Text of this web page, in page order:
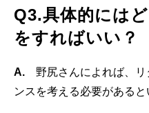
Q3.具体的には
をすればいい？
A. 野尻さんによれば、
ンスを考える必要があると